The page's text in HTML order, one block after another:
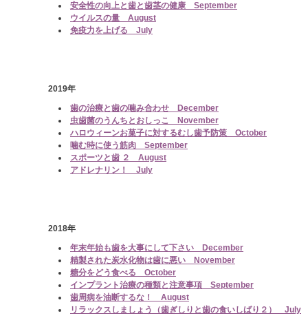
安全性の向上と歯と歯茎の健康 September
ウイルスの量 August
免疫力を上げる July
2019年
歯の治療と歯の噛み合わせ December
虫歯菌のうんちとおしっこ November
ハロウィーンお菓子に対するむし歯予防策 October
噛む時に使う筋肉 September
スポーツと歯 ２ August
アドレナリン！ July
2018年
年末年始も歯を大事にして下さい December
精製された炭水化物は歯に悪い November
糖分をどう食べる October
インプラント治療の種類と注意事項 September
歯周病を油断するな！ August
リラックスしましょう（歯ぎしりと歯の食いしばり２） July